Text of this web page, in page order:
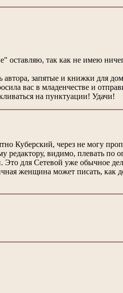
оставляю, так как не имею
запятые и книжки для
вас в младенчестве и
на пунктуации! Удачи!
Куберский, через не могу
редактору, видимо, плевать по
Это для Сетевой уже обычное
женщина может писать, как